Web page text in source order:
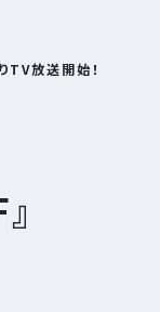
放送開始！